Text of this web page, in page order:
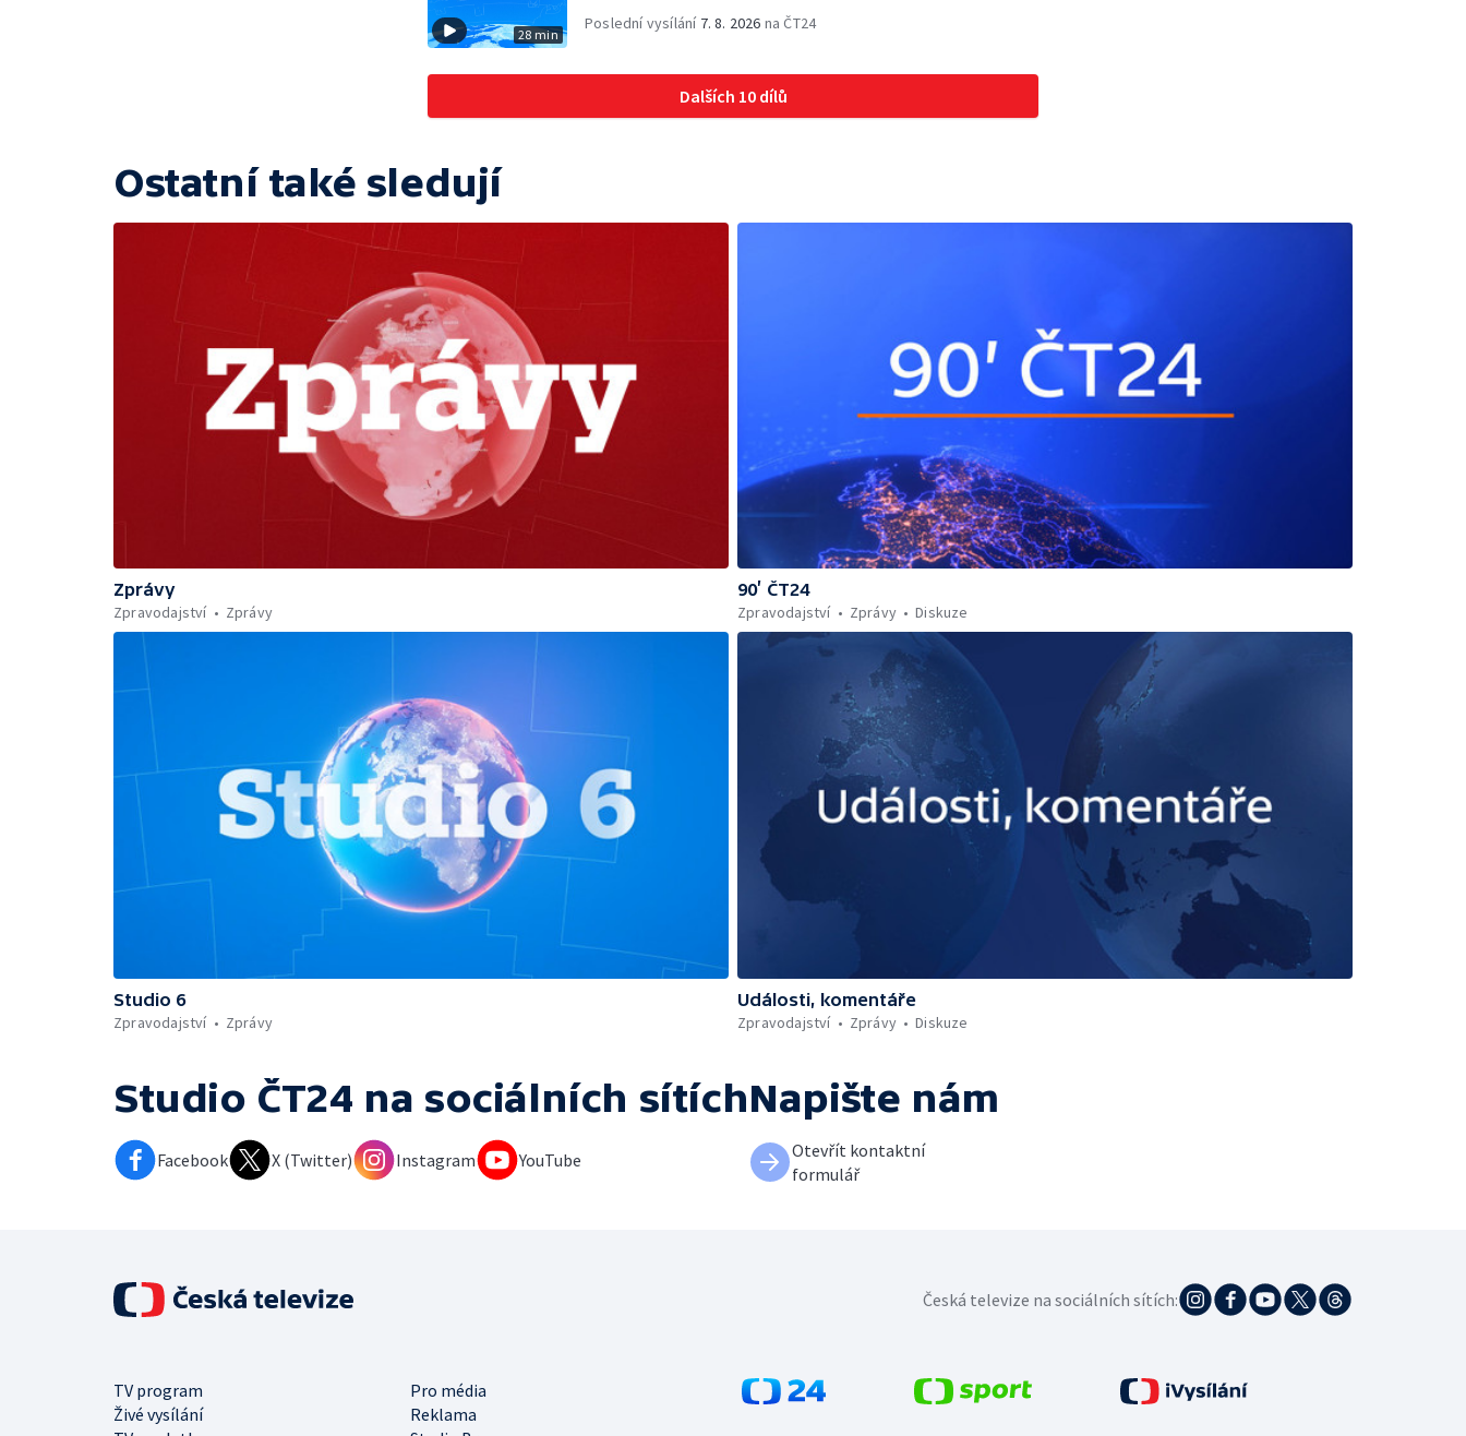
28 min
Poslední vysílání 7. 8. 2026 na ČT24
Dalších 10 dílů
Ostatní také sledují
Zprávy
Zpravodajství
Zprávy
90’ ČT24
Zpravodajství
Zprávy Diskuze
Studio 6
Zpravodajství
Zprávy
Události, komentáře
Zpravodajství
Zprávy Diskuze
Studio ČT24 na sociálních sítích
Facebook X (Twitter) Instagram YouTube
Napište nám
Otevřít kontaktní
formulář
TV program
Pro média
Živé vysílání
Reklama
Česká televize na sociálních sítích: